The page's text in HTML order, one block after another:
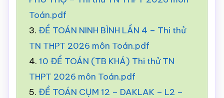
Toán.pdf
3. ĐỀ TOÁN NINH BÌNH LẦN 4 – Thi thử
TN THPT 2026 môn Toán.pdf
4. 10 ĐỀ TOÁN (TB KHÁ) Thi thử TN
THPT 2026 môn Toán.pdf
5. ĐỀ TOÁN CỤM 12 – DAKLAK – L2 –